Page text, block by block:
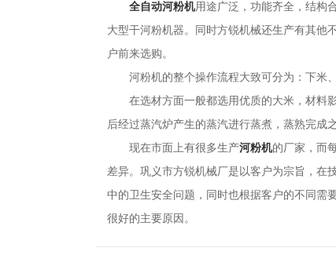
全自动河粉机用途广泛，功能齐全，结构
大型干河粉机器。同时方锐机械还生产有其他
户前来选购。
河粉机的整个操作流程大致可分为：下米、
在选材方面一般都选用优质的大米，材料影
后经过蒸汽炉产生的蒸汽进行蒸煮，蒸熟完成
现在市面上有很多生产河粉机的厂家，而
差异。巩义市方锐机械厂是以客户为宗旨，在
中的卫生安全问题，同时也根据客户的不同需
很好的主要原因。